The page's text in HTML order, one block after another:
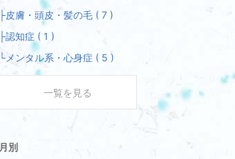
├皮膚・頭皮・髪の毛 ( 7 )
├認知症 ( 1 )
└メンタル系・心身症 ( 5 )
一覧を見る
月別